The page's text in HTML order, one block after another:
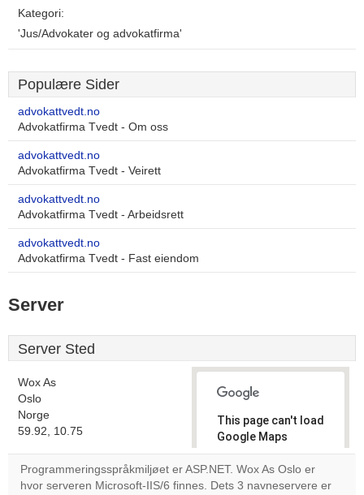
Kategori:
'Jus/Advokater og advokatfirma'
Populære Sider
advokattvedt.no
Advokatfirma Tvedt - Om oss
advokattvedt.no
Advokatfirma Tvedt - Veirett
advokattvedt.no
Advokatfirma Tvedt - Arbeidsrett
advokattvedt.no
Advokatfirma Tvedt - Fast eiendom
Server
Server Sted
Wox As
Oslo
Norge
59.92, 10.75
This page can't load
Google Maps
correctly.
Do you
Programmeringsspråkmiljøet er ASP.NET. Wox As Oslo er
hvor serveren Microsoft-IIS/6 finnes. Dets 3 navneservere er